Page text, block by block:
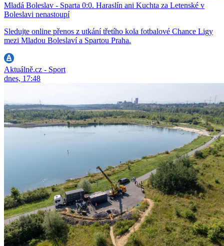
Mladá Boleslav - Sparta 0:0. Haraslín ani Kuchta za Letenské v
Boleslavi nenastoupí
Sledujte online přenos z utkání třetího kola fotbalové Chance Ligy
mezi Mladou Boleslaví a Spartou Praha.
Aktuálně.cz - Sport
dnes, 17:48